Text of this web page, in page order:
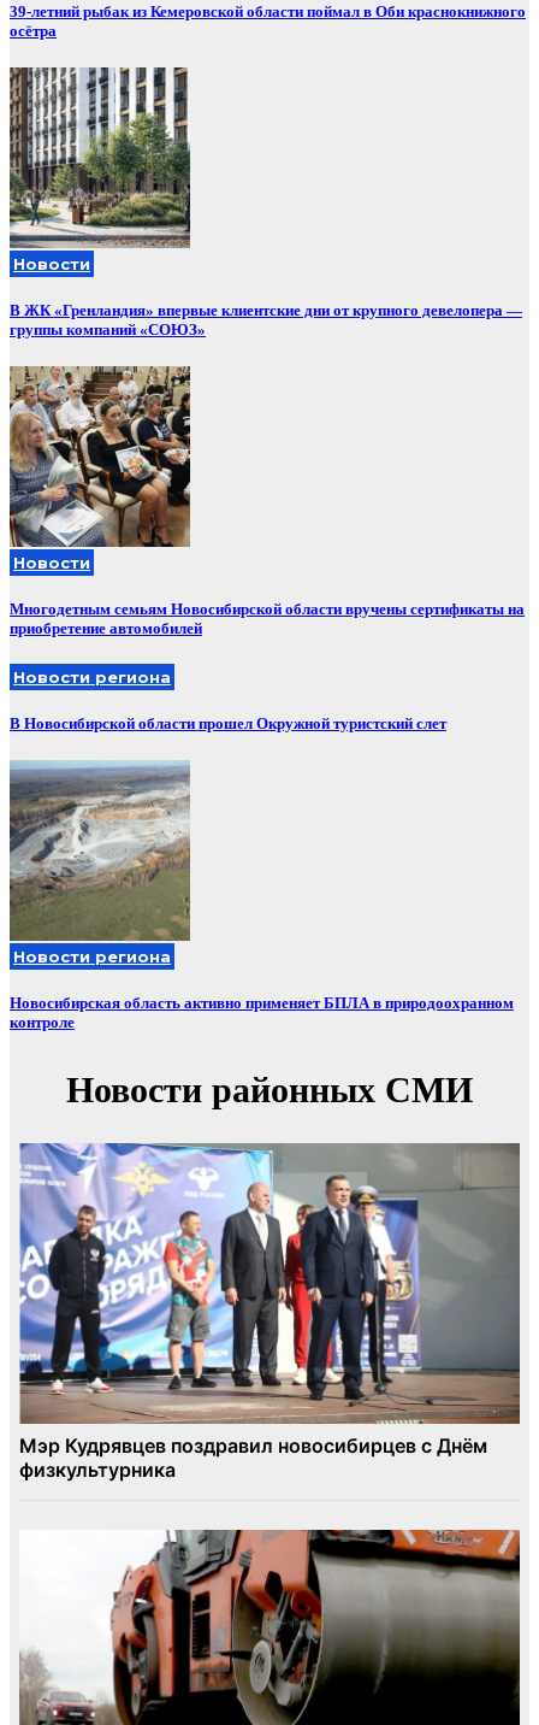
39-летний рыбак из Кемеровской области поймал в Оби краснокнижного
осётра
Новости
В ЖК «Гренландия» впервые клиентские дни от крупного девелопера —
группы компаний «СОЮЗ»
Новости
Многодетным семьям Новосибирской области вручены сертификаты на
приобретение автомобилей
Новости региона
В Новосибирской области прошел Окружной туристский слет
Новости региона
Новосибирская область активно применяет БПЛА в природоохранном
контроле